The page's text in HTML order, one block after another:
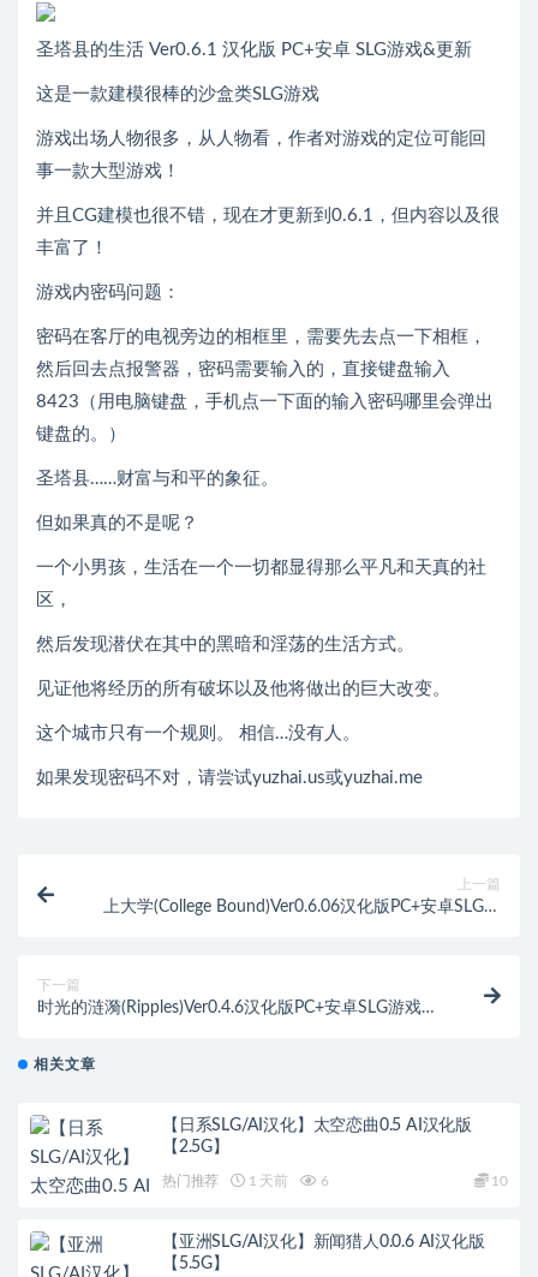
圣塔县的生活 Ver0.6.1 汉化版 PC+安卓 SLG游戏&更新
这是一款建模很棒的沙盒类SLG游戏
游戏出场人物很多，从人物看，作者对游戏的定位可能回
事一款大型游戏！
并且CG建模也很不错，现在才更新到0.6.1，但内容以及很
丰富了！
游戏内密码问题：
密码在客厅的电视旁边的相框里，需要先去点一下相框，
然后回去点报警器，密码需要输入的，直接键盘输入
8423（用电脑键盘，手机点一下面的输入密码哪里会弹出
键盘的。）
圣塔县……财富与和平的象征。
但如果真的不是呢？
一个小男孩，生活在一个一切都显得那么平凡和天真的社
区，
然后发现潜伏在其中的黑暗和淫荡的生活方式。
见证他将经历的所有破坏以及他将做出的巨大改变。
这个城市只有一个规则。 相信…没有人。
如果发现密码不对，请尝试yuzhai.us或yuzhai.me
上一篇
上大学(College Bound)Ver0.6.06汉化版PC+安卓SLG游
下一篇
时光的涟漪(Ripples)Ver0.4.6汉化版PC+安卓SLG游戏&
相关文章
【日系SLG/AI汉化】太空恋曲0.5 AI汉化版
【2.5G】
热门推荐 1 天前 6 10
【亚洲SLG/AI汉化】新闻猎人0.0.6 AI汉化版
【5.5G】